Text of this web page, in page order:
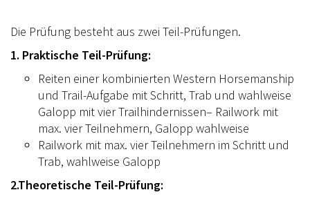
Die Prüfung besteht aus zwei Teil-Prüfungen.
1. Praktische Teil-Prüfung:
Reiten einer kombinierten Western Horsemanship
und Trail-Aufgabe mit Schritt, Trab und wahlweise
Galopp mit vier Trailhindernissen– Railwork mit
max. vier Teilnehmern, Galopp wahlweise
Railwork mit max. vier Teilnehmern im Schritt und
Trab, wahlweise Galopp
2.Theoretische Teil-Prüfung: